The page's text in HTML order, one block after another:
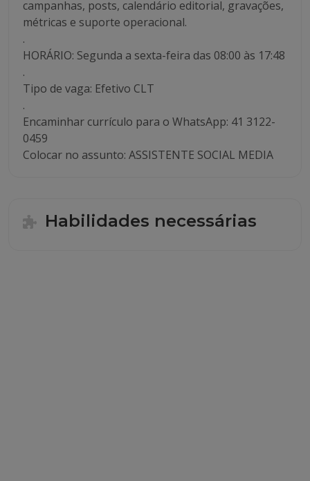
campanhas, posts, calendário editorial, gravações,
métricas e suporte operacional.
.
HORÁRIO: Segunda a sexta-feira das 08:00 às 17:48
.
Tipo de vaga: Efetivo CLT
.
Encaminhar currículo para o WhatsApp: 41 3122-
0459
Colocar no assunto: ASSISTENTE SOCIAL MEDIA
Habilidades necessárias